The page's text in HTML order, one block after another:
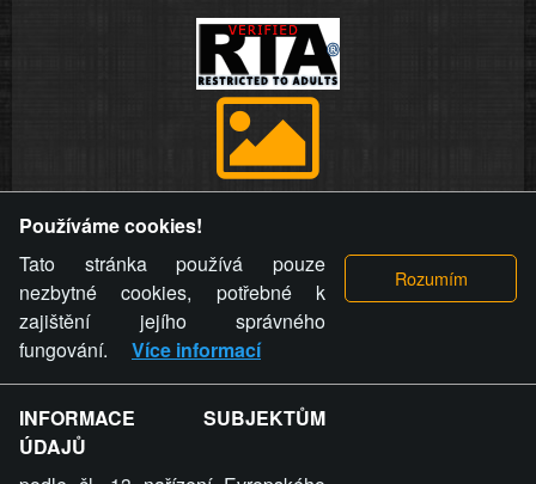
videa a komentáře. Osoba, které se toto opatření provozovatele
stránky týče, ani osoba, která umístila fotografii nebo video na
stránku, nemůže z důvodu odstranění fotografie, videa nebo
komentáře pro výše uvedenou okolnost uplatnit vůči
provozovateli stránky žádný nárok na náhradu škody nebo
nemajetkové újmy.
ZVRÁCENÝ.CZ - Svět není zvrácenej. To jen
ty lidi...
Používáme cookies!
Tato stránka používá pouze
nezbytné cookies, potřebné k
zajištění jejího správného
fungování.
Více informací
INFORMACE SUBJEKTŮM
ÚDAJŮ